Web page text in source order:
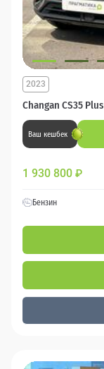
Changan CS35 Plus
2023
Ваш кешбек
1 930 800 ₽
Бензин